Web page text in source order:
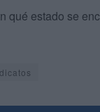
qué estado se